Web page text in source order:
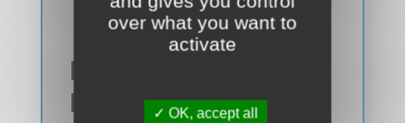
MALADIE DE
HODGKIN
over what you want to
activate
✓ OK, accept all